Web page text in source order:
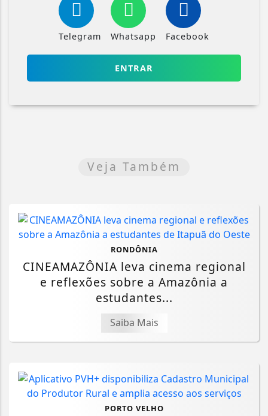
Telegram Whatsapp Facebook
ENTRAR
Veja Também
RONDÔNIA
CINEAMAZÔNIA leva cinema regional
e reflexões sobre a Amazônia a
estudantes...
Saiba Mais
PORTO VELHO